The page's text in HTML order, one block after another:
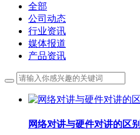
全部
公司动态
行业资讯
媒体报道
产品资讯
网络对讲与硬件对讲的区别